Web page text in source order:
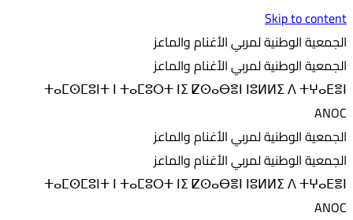
Skip to content
الجمعية الوطنية لمربي الأغنام والماعز
الجمعية الوطنية لمربي الأغنام والماعز
ⵜⴰⵎⵙⵎⵓⵏⵜ ⵏ ⵜⴰⵎⵓⵔⵜ ⵏⵉ ⵇⵙⴰⴱⴻⵏ ⵏⵓⵍⵍⵉ ⴷ ⵜⵖⴰⴹⴻⵏ
ANOC
الجمعية الوطنية لمربي الأغنام والماعز
الجمعية الوطنية لمربي الأغنام والماعز
ⵜⴰⵎⵙⵎⵓⵏⵜ ⵏ ⵜⴰⵎⵓⵔⵜ ⵏⵉ ⵇⵙⴰⴱⴻⵏ ⵏⵓⵍⵍⵉ ⴷ ⵜⵖⴰⴹⴻⵏ
ANOC